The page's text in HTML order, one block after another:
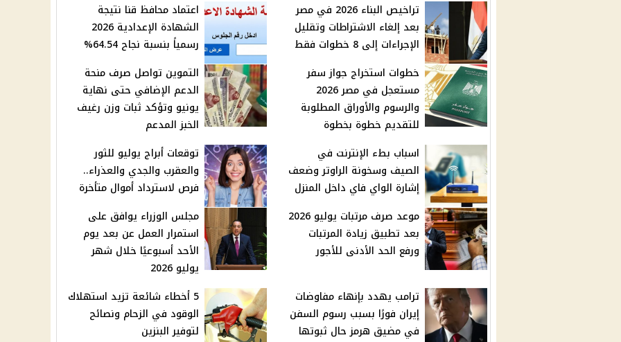
تراخيص البناء 2026 في مصر
بعد إلغاء الاشتراطات وتقليل
الإجراءات إلى 8 خطوات فقط
اعتماد محافظ قنا نتيجة
الشهادة الإعدادية 2026
رسمياً بنسبة نجاح 64.54%
خطوات استخراج جواز سفر
مستعجل في مصر 2026
والرسوم والأوراق المطلوبة
للتقديم خطوة بخطوة
التموين تواصل صرف منحة
الدعم الإضافي حتى نهاية
يونيو وتؤكد ثبات وزن رغيف
الخبز المدعم
اسباب بطء الإنترنت في
الصيف وسخونة الراوتر وضعف
إشارة الواي فاي داخل المنزل
توقعات أبراج يوليو للثور
والعقرب والجدي والعذراء..
فرص لاسترداد أموال متأخرة
موعد صرف مرتبات يوليو 2026
بعد تطبيق زيادة المرتبات
ورفع الحد الأدنى للأجور
مجلس الوزراء يوافق على
استمرار العمل عن بعد يوم
الأحد أسبوعيًا خلال شهر
يوليو 2026
ترامب يهدد بإنهاء مفاوضات
إيران فورًا بسبب رسوم السفن
في مضيق هرمز حال ثبوتها
5 أخطاء شائعة تزيد استهلاك
الوقود في الزحام ونصائح
لتوفير البنزين